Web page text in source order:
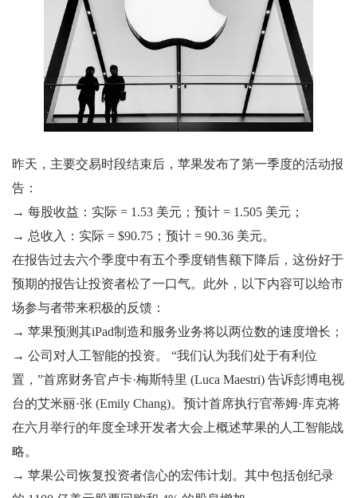
昨天，主要交易时段结束后，苹果发布了第一季度的活动报
告：
→ 每股收益：实际 = 1.53 美元；预计 = 1.505 美元；
→ 总收入：实际 = $90.75；预计 = 90.36 美元。
在报告过去六个季度中有五个季度销售额下降后，这份好于
预期的报告让投资者松了一口气。此外，以下内容可以给市
场参与者带来积极的反馈：
→ 苹果预测其iPad制造和服务业务将以两位数的速度增长；
→ 公司对人工智能的投资。 “我们认为我们处于有利位
置，”首席财务官卢卡·梅斯特里 (Luca Maestri) 告诉彭博电视
台的艾米丽·张 (Emily Chang)。预计首席执行官蒂姆·库克将
在六月举行的年度全球开发者大会上概述苹果的人工智能战
略。
→ 苹果公司恢复投资者信心的宏伟计划。其中包括创纪录